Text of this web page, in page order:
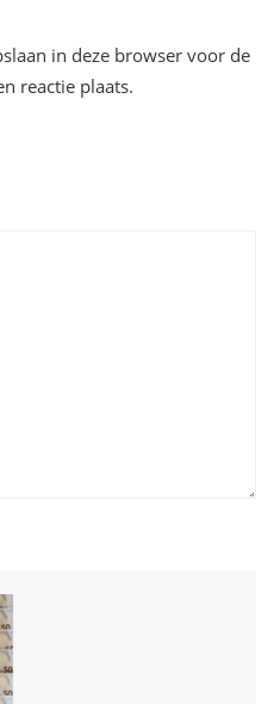
in deze browser voor de
reactie plaats.